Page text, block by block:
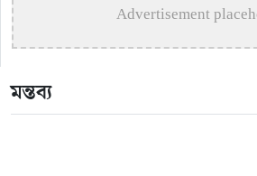
>
কুষ্টিয়ায় শিশু বলাৎকারের অভিযোগে ৭০
Advertisement
মন্তব্য